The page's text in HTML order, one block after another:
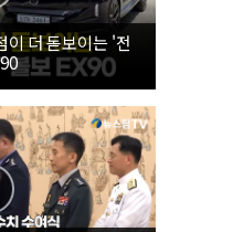
더 돋보이는 '전